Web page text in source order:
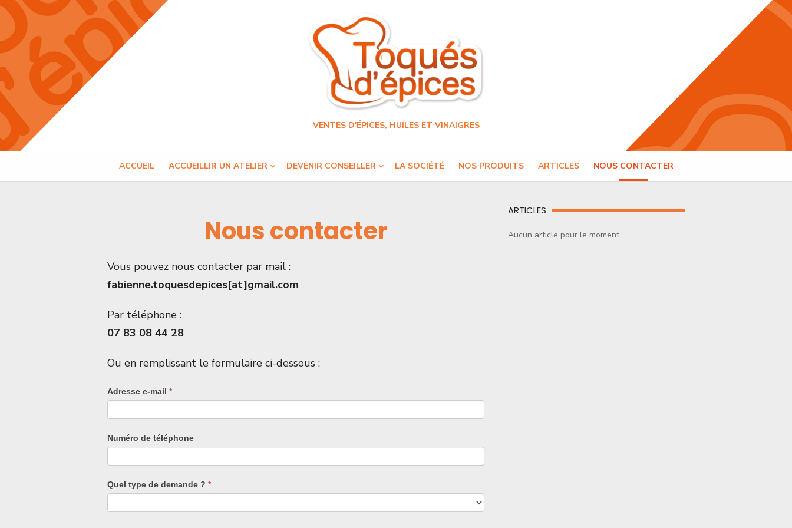
Skip
content
VENTES D'ÉPICES, HUILES ET VINAIGRES
ACCUEIL ACCUEILLIR UN ATELIER DEVENIR CONSEILLER LA SOCIÉTÉ NOS PRODUITS ARTICLES NOUS CONTACTER
Nous contacter
Vous pouvez nous contacter par mail :
fabienne.toquesdepices[at]gmail.com
Par téléphone :
07 83 08 44 28
Ou en remplissant le formulaire ci-dessous :
Adresse e-mail *
Numéro de téléphone
Quel type de demande ? *
ARTICLES
Aucun article pour le moment.